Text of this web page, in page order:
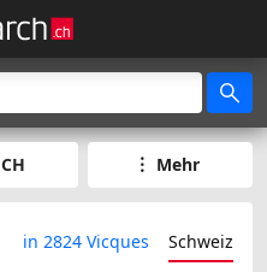
CH Mehr
in 2824 Vicques Schweiz